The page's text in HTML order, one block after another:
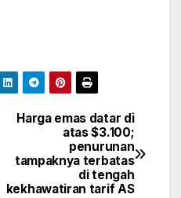
Harga emas datar di
atas $3.100;
penurunan
tampaknya terbatas
di tengah
kekhawatiran tarif AS